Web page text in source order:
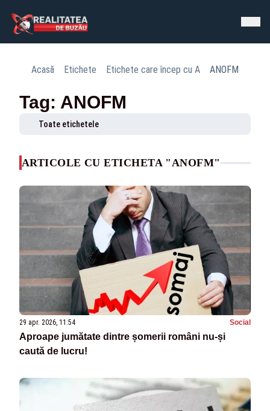
Acasă Etichete Etichete care încep cu A ANOFM
Tag: ANOFM
Toate etichetele
ARTICOLE CU ETICHETA "ANOFM"
29 apr. 2026, 11:54 Social
Aproape jumătate dintre șomerii români nu-și
caută de lucru!